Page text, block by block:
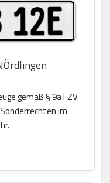
gemäß § 9a FZV.
im